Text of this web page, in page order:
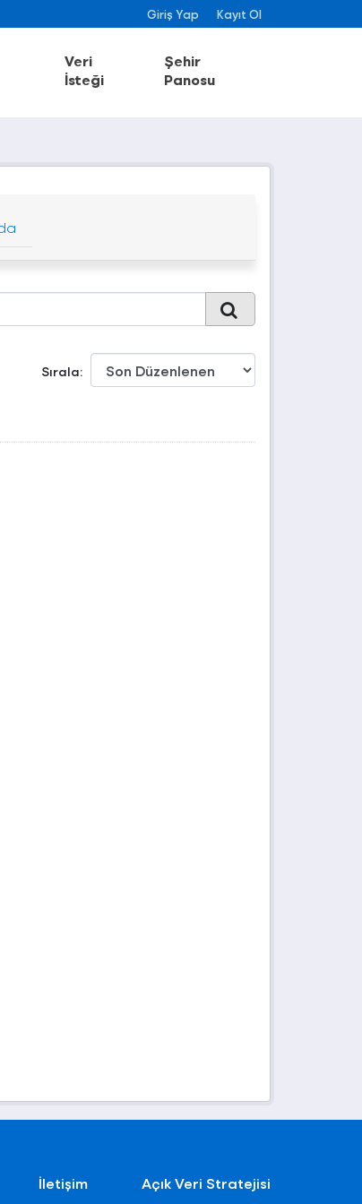
Giriş Yap Kayıt Ol
Veri
İsteği
Şehir
Panosu
Sırala
İletişim Açık Veri Stratejisi